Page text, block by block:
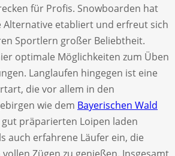
für Profis. Snowboarden hat
Alternative etabliert und erfreut sich
Sportlern großer Beliebtheit.
optimale Möglichkeiten zum Üben
Langlaufen hingegen ist eine
die vor allem in den
wie dem Bayerischen Wald
präparierten Loipen laden
auch erfahrene Läufer ein, die